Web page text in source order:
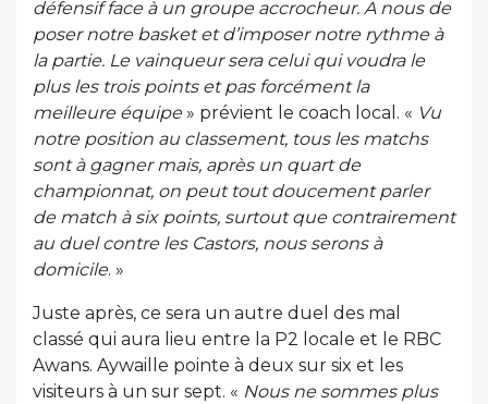
défensif face à un groupe accrocheur. A nous de
poser notre basket et d’imposer notre rythme à
la partie. Le vainqueur sera celui qui voudra le
plus les trois points et pas forcément la
meilleure équipe» prévient le coach local. « Vu
notre position au classement, tous les matchs
sont à gagner mais, après un quart de
championnat, on peut tout doucement parler
de match à six points, surtout que contrairement
au duel contre les Castors, nous serons à
domicile. »
Juste après, ce sera un autre duel des mal
classé qui aura lieu entre la P2 locale et le RBC
Awans. Aywaille pointe à deux sur six et les
visiteurs à un sur sept. « Nous ne sommes plus